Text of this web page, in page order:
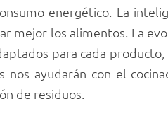
energético. La
mejor los alimentos. La
para cada
nos ayudarán con el
de residuos.